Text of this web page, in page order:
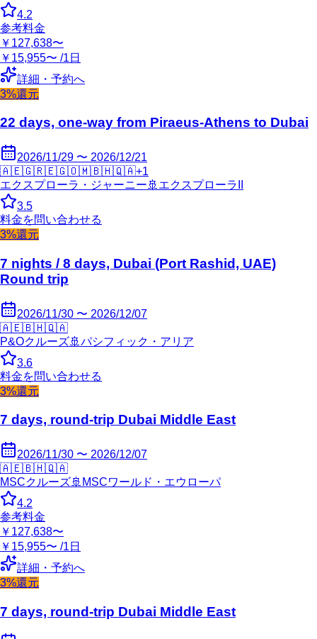
4.2
参考料金
￥127,638〜
￥15,955〜 /1日
詳細・予約へ
3%還元
22 days, one-way from Piraeus-Athens to Dubai
2026/11/29 〜 2026/12/21
🇦🇪🇬🇷🇪🇬🇴🇲🇧🇭🇶🇦+1
エクスプローラ・ジャーニー 🚢 エクスプローラII
3.5
料金を問い合わせる
3%還元
7 nights / 8 days, Dubai (Port Rashid, UAE)
Round trip
2026/11/30 〜 2026/12/07
🇦🇪🇧🇭🇶🇦
P&Oクルーズ🚢 パシフィック・アリア
3.6
料金を問い合わせる
3%還元
7 days, round-trip Dubai Middle East
2026/11/30 〜 2026/12/07
🇦🇪🇧🇭🇶🇦
MSCクルーズ🚢 MSCワールド・エウローパ
4.2
参考料金
￥127,638〜
￥15,955〜 /1日
詳細・予約へ
3%還元
7 days, round-trip Dubai Middle East